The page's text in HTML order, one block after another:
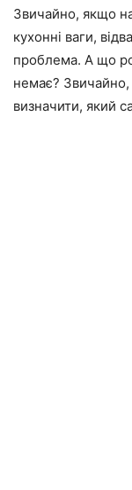
Звичайно, якщо
кухонні ваги,
проблема. А що
немає?
визначити, який